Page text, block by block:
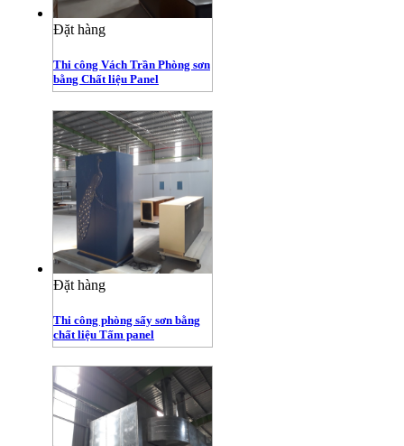
Đặt hàng
Thi công Vách Trần Phòng sơn
bằng Chất liệu Panel
Đặt hàng
Thi công phòng sấy sơn bằng
chất liệu Tấm panel